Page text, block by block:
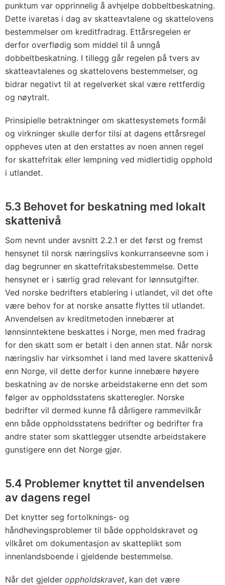
punktum var opprinnelig å avhjelpe dobbeltbeskatning.
Dette ivaretas i dag av skatteavtalene og skattelovens
bestemmelser om kreditfradrag. Ettårsregelen er
derfor overflødig som middel til å unngå
dobbeltbeskatning. I tillegg går regelen på tvers av
skatteavtalenes og skattelovens bestemmelser, og
bidrar negativt til at regelverket skal være rettferdig
og nøytralt.
Prinsipielle betraktninger om skattesystemets formål
og virkninger skulle derfor tilsi at dagens ettårsregel
oppheves uten at den erstattes av noen annen regel
for skattefritak eller lempning ved midlertidig opphold
i utlandet.
5.3 Behovet for beskatning med lokalt
skattenivå
Som nevnt under avsnitt 2.2.1 er det først og fremst
hensynet til norsk næringslivs konkurranseevne som i
dag begrunner en skattefritaksbestemmelse. Dette
hensynet er i særlig grad relevant for lønnsutgifter.
Ved norske bedrifters etablering i utlandet, vil det ofte
være behov for at norske ansatte flyttes til utlandet.
Anvendelsen av kreditmetoden innebærer at
lønnsinntektene beskattes i Norge, men med fradrag
for den skatt som er betalt i den annen stat. Når norsk
næringsliv har virksomhet i land med lavere skattenivå
enn Norge, vil dette derfor kunne innebære høyere
beskatning av de norske arbeidstakerne enn det som
følger av oppholdsstatens skatteregler. Norske
bedrifter vil dermed kunne få dårligere rammevilkår
enn både oppholdsstatens bedrifter og bedrifter fra
andre stater som skattlegger utsendte arbeidstakere
gunstigere enn det Norge gjør.
5.4 Problemer knyttet til anvendelsen
av dagens regel
Det knytter seg fortolknings- og
håndhevingsproblemer til både oppholdskravet og
vilkåret om dokumentasjon av skatteplikt som
innenlandsboende i gjeldende bestemmelse.
Når det gjelder oppholdskravet, kan det være